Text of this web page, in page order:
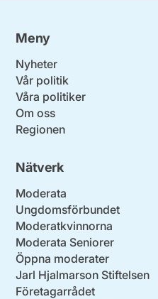
Meny
Nyheter
Vår politik
Våra politiker
Om oss
Regionen
Nätverk
Moderata
Ungdomsförbundet
Moderatkvinnorna
Moderata Seniorer
Öppna moderater
Jarl Hjalmarson Stiftelsen
Företagarrådet